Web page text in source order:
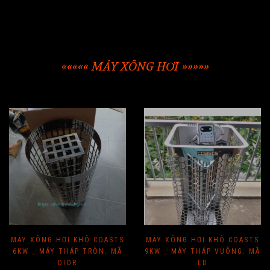
««««« MÁY XÔNG HƠI »»»»»
MÁY XÔNG HƠI KHÔ COASTS
6KW _ MÁY THÁP TRÒN. MÃ
DIOR
MÁY XÔNG HƠI KHÔ COASTS
9KW _ MÁY THÁP VUÔNG. MÃ
LD